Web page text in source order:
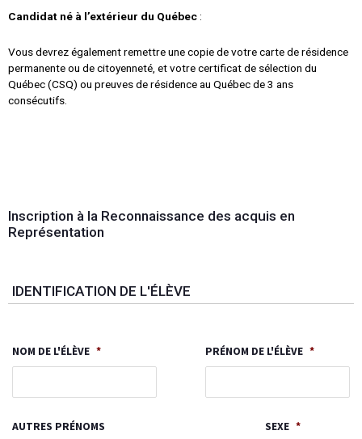
Candidat né à l’extérieur du Québec :
Vous devrez également remettre une copie de votre carte de résidence
permanente ou de citoyenneté, et votre certificat de sélection du
Québec (CSQ) ou preuves de résidence au Québec de 3 ans
consécutifs.
Inscription à la Reconnaissance des acquis en
Représentation
IDENTIFICATION DE L'ÉLÈVE
NOM DE L'ÉLÈVE * PRÉNOM DE L'ÉLÈVE *
AUTRES PRÉNOMS SEXE *